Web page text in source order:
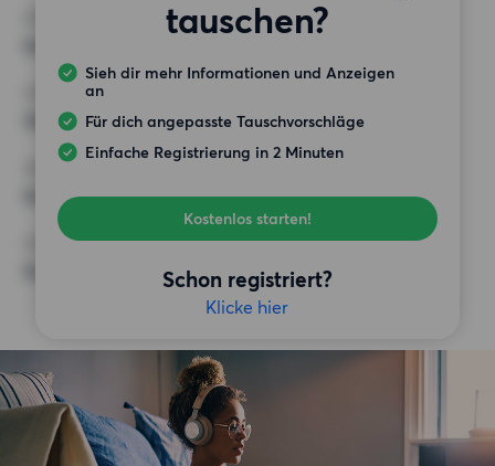
tauschen?
Sieh dir mehr Informationen und Anzeigen
an
Für dich angepasste Tauschvorschläge
Einfache Registrierung in 2 Minuten
Kostenlos starten!
Schon registriert?
Klicke hier
MINDESTANZAHL AN QUADRATMETERN
HÖCHSTMIETE (KALTMIETE)
550 EUR
Keine besonderen Anforderungen
SONSTIGE PRÄFERENZEN
Keine bestimmten Präferenzen